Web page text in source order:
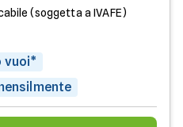
(soggetta a IVAFE)
vuoi*